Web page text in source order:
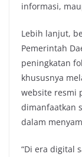
informasi,
Lebih lanjut,
Pemerintah
peningkatan
khususnya
website resmi
dimanfaatkan
dalam
“Di era digital